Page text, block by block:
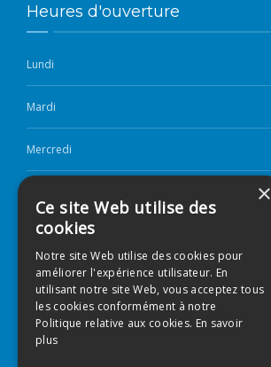
Heures d'ouverture
Lundi
Mardi
Mercredi
Vendredi
Samedi
Dimanche
×
Ce site Web utilise des
cookies
Notre site Web utilise des cookies pour
améliorer l'expérience utilisateur. En
utilisant notre site Web, vous acceptez tous
les cookies conformément à notre
Politique relative aux cookies. En savoir
plus